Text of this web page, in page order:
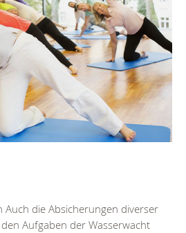
Auch die Absicherungen diverser
Aufgaben der Wasserwacht